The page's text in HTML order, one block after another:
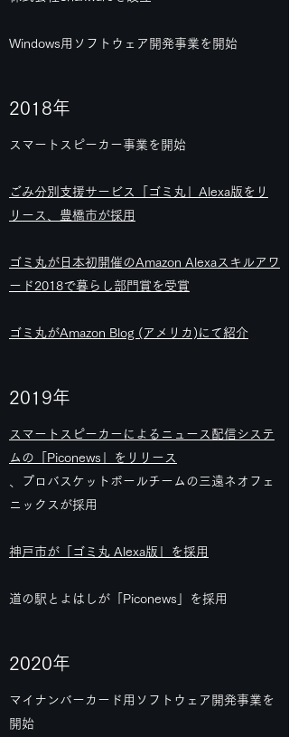
Windows用ソフトウェア開発事業を開始
2018年
スマートスピーカー事業を開始
ごみ分別支援サービス「ゴミ丸」Alexa版をリ
リース、豊橋市が採用
ゴミ丸が日本初開催のAmazon Alexaスキルアワ
ード2018で暮らし部門賞を受賞
ゴミ丸がAmazon Blog (アメリカ)にて紹介
2019年
スマートスピーカーによるニュース配信システ
ムの「Piconews」をリリース
、プロバスケットボールチームの三遠ネオフェ
ニックスが採用
神戸市が「ゴミ丸 Alexa版」を採用
道の駅とよはしが「Piconews」を採用
2020年
マイナンバーカード用ソフトウェア開発事業を
開始